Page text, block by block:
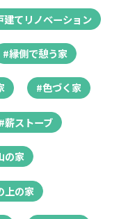
建てリノベーション
#縁側で憩う家
#色づく家
#薪ストーブ
の家
上の家